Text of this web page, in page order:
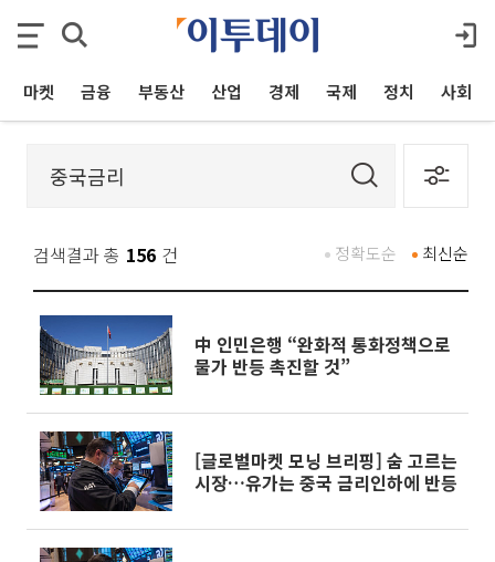
마켓 금융 부동산 산업 경제 국제 정치 사회
검색결과 총 156 건 최신순
정확도순
中 인민은행 “완화적 통화정책으로
물가 반등 촉진할 것”
[글로벌마켓 모닝 브리핑] 숨 고르는
시장…유가는 중국 금리인하에 반등